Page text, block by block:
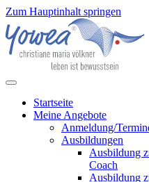
Zum Hauptinhalt springen
Startseite
Meine Angebote
Anmeldung/
Ausbildungen
Ausbildung
Coach
Ausbildung